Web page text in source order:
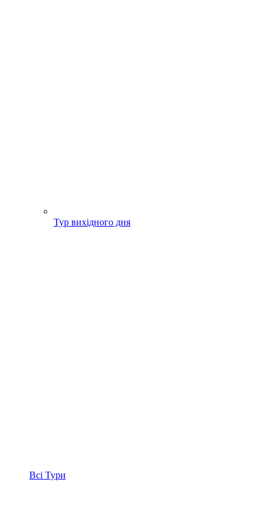
Тур вихідного дня
Всі Тури